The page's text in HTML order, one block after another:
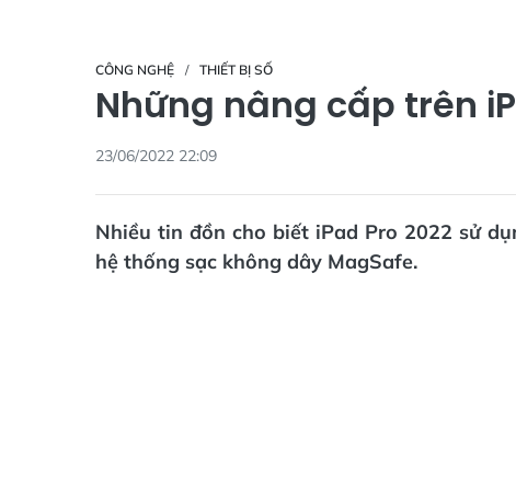
CÔNG NGHỆ THIẾT BỊ SỐ
Những nâng cấp trên
23/06/2022 22:09
Nhiều tin đồn cho biết iPad Pro 2022 sử
hệ thống sạc không dây MagSafe.